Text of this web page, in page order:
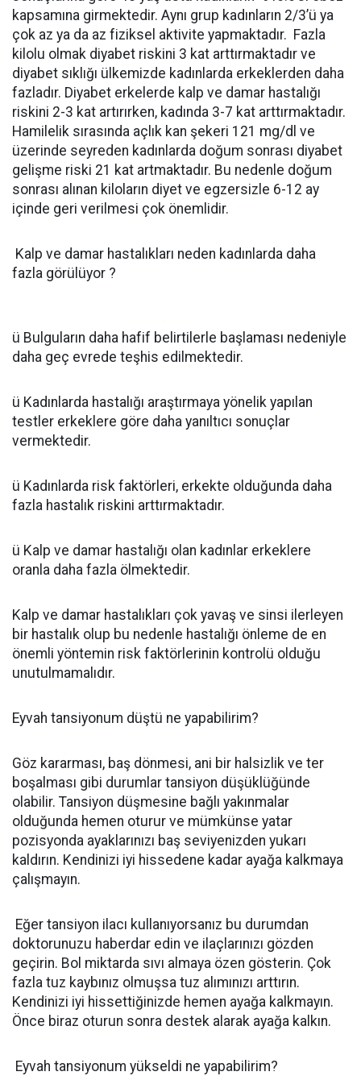
kapsamına girmektedir. Aynı grup kadınların 2/3’ü ya
çok az ya da az fiziksel aktivite yapmaktadır. Fazla
kilolu olmak diyabet riskini 3 kat arttırmaktadır ve
diyabet sıklığı ülkemizde kadınlarda erkeklerden daha
fazladır. Diyabet erkelerde kalp ve damar hastalığı
riskini 2-3 kat artırırken, kadında 3-7 kat arttırmaktadır.
Hamilelik sırasında açlık kan şekeri 121 mg/dl ve
üzerinde seyreden kadınlarda doğum sonrası diyabet
gelişme riski 21 kat artmaktadır. Bu nedenle doğum
sonrası alınan kiloların diyet ve egzersizle 6-12 ay
içinde geri verilmesi çok önemlidir.
Kalp ve damar hastalıkları neden kadınlarda daha
fazla görülüyor ?
ü Bulguların daha hafif belirtilerle başlaması nedeniyle
daha geç evrede teşhis edilmektedir.
ü Kadınlarda hastalığı araştırmaya yönelik yapılan
testler erkeklere göre daha yanıltıcı sonuçlar
vermektedir.
ü Kadınlarda risk faktörleri, erkekte olduğunda daha
fazla hastalık riskini arttırmaktadır.
ü Kalp ve damar hastalığı olan kadınlar erkeklere
oranla daha fazla ölmektedir.
Kalp ve damar hastalıkları çok yavaş ve sinsi ilerleyen
bir hastalık olup bu nedenle hastalığı önleme de en
önemli yöntemin risk faktörlerinin kontrolü olduğu
unutulmamalıdır.
Eyvah tansiyonum düştü ne yapabilirim?
Göz kararması, baş dönmesi, ani bir halsizlik ve ter
boşalması gibi durumlar tansiyon düşüklüğünde
olabilir. Tansiyon düşmesine bağlı yakınmalar
olduğunda hemen oturur ve mümkünse yatar
pozisyonda ayaklarınızı baş seviyenizden yukarı
kaldırın. Kendinizi iyi hissedene kadar ayağa kalkmaya
çalışmayın.
Eğer tansiyon ilacı kullanıyorsanız bu durumdan
doktorunuzu haberdar edin ve ilaçlarınızı gözden
geçirin. Bol miktarda sıvı almaya özen gösterin. Çok
fazla tuz kaybınız olmuşsa tuz alımınızı arttırın.
Kendinizi iyi hissettiğinizde hemen ayağa kalkmayın.
Önce biraz oturun sonra destek alarak ayağa kalkın.
Eyvah tansiyonum yükseldi ne yapabilirim?